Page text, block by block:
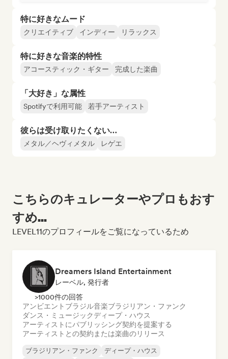
特に好きなムード
クリエイティブ インディー リラックス
特に好きな音楽的特性
アコースティック・ギター 完成した楽曲
「大好き」な属性
Spotifyで利用可能 若手アーティスト
彼らは受け取りたくない…
メタル／ヘヴィメタル レゲエ
こちらのキュレーターやプロもおす
すめ...
LEVEL11のプロフィールをご覧になっているため
Dreamers Island Entertainment
レーベル, 発行者
>1000件の回答
アンビエント ブラジル音楽ブラジリアン・ファンク
ダンス・ミュージックディープ・ハウス
アーティストにパブリッシング契約を提案する
アーティストとの契約または楽曲のリリース
ブラジリアン・ファンク ディープ・ハウス